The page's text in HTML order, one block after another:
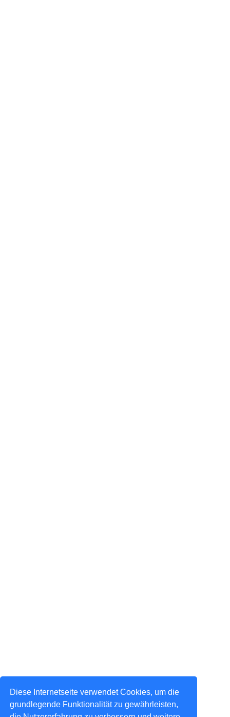
Diese Internetseite verwendet Cookies, um die
grundlegende Funktionalität zu gewährleisten,